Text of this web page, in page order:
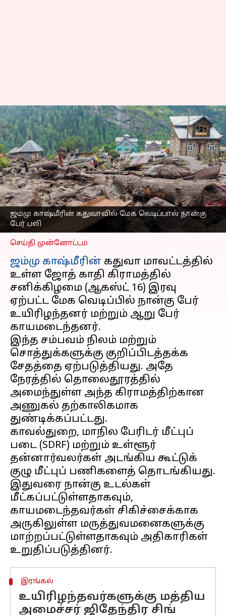
ஜம்மு காஷ்மீரின் கதுவாவில் மேக வெடிப்பால் நான்கு
பேர் பலி
ஜம்மு காஷ்மீரின்
கதுவாவில் மேக
வெடிப்பால் நான்கு பேர்
பலி; கனமழையால்
நிலச்சரிவு மற்றும்
வெள்ளப்பெருக்கு
எழுதியவர் Sekar Chinnappan Aug 17, 2025 09:46 am
செய்தி முன்னோட்டம்
ஜம்மு காஷ்மீரின் கதுவா மாவட்டத்தில்
உள்ள ஜோத் காதி கிராமத்தில்
சனிக்கிழமை (ஆகஸ்ட் 16) இரவு
ஏற்பட்ட மேக வெடிப்பில் நான்கு பேர்
உயிரிழந்தனர் மற்றும் ஆறு பேர்
காயமடைந்தனர்.
இந்த சம்பவம் நிலம் மற்றும்
சொத்துக்களுக்கு குறிப்பிடத்தக்க
சேதத்தை ஏற்படுத்தியது. அதே
நேரத்தில் தொலைதூரத்தில்
அமைந்துள்ள அந்த கிராமத்திற்கான
அணுகல் தற்காலிகமாக
துண்டிக்கப்பட்டது.
காவல்துறை, மாநில பேரிடர் மீட்புப்
படை (SDRF) மற்றும் உள்ளூர்
தன்னார்வலர்கள் அடங்கிய கூட்டுக்
குழு மீட்புப் பணிகளைத் தொடங்கியது.
இதுவரை நான்கு உடல்கள்
மீட்கப்பட்டுள்ளதாகவும்,
காயமடைந்தவர்கள் சிகிச்சைக்காக
அருகிலுள்ள மருத்துவமனைகளுக்கு
மாற்றப்பட்டுள்ளதாகவும் அதிகாரிகள்
இரங்கல்
உயிரிழந்தவர்களுக்கு மத்திய
அமைச்சர் ஜிதேந்திர சிங்